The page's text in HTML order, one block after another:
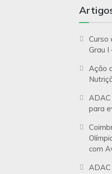
Curso
Grau I
Ação
para
com